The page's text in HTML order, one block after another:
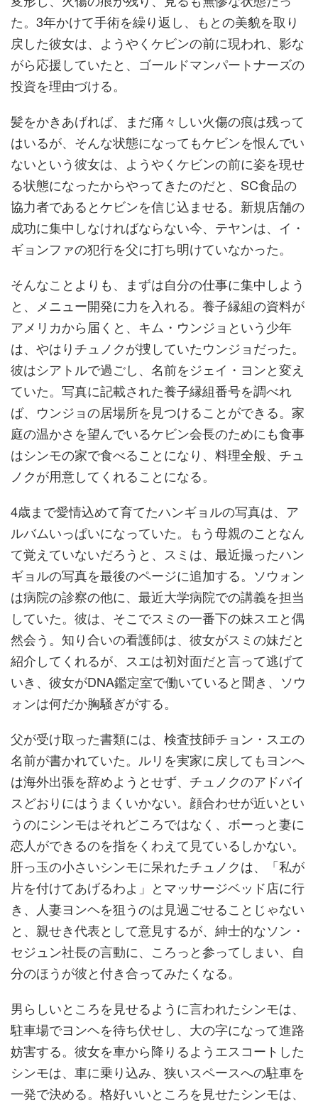
た。3年かけて手術を繰り返し、もとの美貌を取り
戻した彼女は、ようやくケビンの前に現われ、影な
がら応援していたと、ゴールドマンパートナーズの
投資を理由づける。
髪をかきあげれば、まだ痛々しい火傷の痕は残って
はいるが、そんな状態になってもケビンを恨んでい
ないという彼女は、ようやくケビンの前に姿を現せ
る状態になったからやってきたのだと、SC食品の
協力者であるとケビンを信じ込ませる。新規店舗の
成功に集中しなければならない今、テヤンは、イ・
ギョンファの犯行を父に打ち明けていなかった。
そんなことよりも、まずは自分の仕事に集中しよう
と、メニュー開発に力を入れる。養子縁組の資料が
アメリカから届くと、キム・ウンジョという少年
は、やはりチュノクが捜していたウンジョだった。
彼はシアトルで過ごし、名前をジェイ・ヨンと変え
ていた。写真に記載された養子縁組番号を調べれ
ば、ウンジョの居場所を見つけることができる。家
庭の温かさを望んでいるケビン会長のためにも食事
はシンモの家で食べることになり、料理全般、チュ
ノクが用意してくれることになる。
4歳まで愛情込めて育てたハンギョルの写真は、ア
ルバムいっぱいになっていた。もう母親のことなん
て覚えていないだろうと、スミは、最近撮ったハン
ギョルの写真を最後のページに追加する。ソウォン
は病院の診察の他に、最近大学病院での講義を担当
していた。彼は、そこでスミの一番下の妹スエと偶
然会う。知り合いの看護師は、彼女がスミの妹だと
紹介してくれるが、スエは初対面だと言って逃げて
いき、彼女がDNA鑑定室で働いていると聞き、ソウ
ォンは何だか胸騒ぎがする。
父が受け取った書類には、検査技師チョン・スエの
名前が書かれていた。ルリを実家に戻してもヨンへ
は海外出張を辞めようとせず、チュノクのアドバイ
スどおりにはうまくいかない。顔合わせが近いとい
うのにシンモはそれどころではなく、ボーっと妻に
恋人ができるのを指をくわえて見ているしかない。
肝っ玉の小さいシンモに呆れたチュノクは、「私が
片を付けてあげるわよ」とマッサージベッド店に行
き、人妻ヨンヘを狙うのは見過ごせることじゃない
と、親せき代表として意見するが、紳士的なソン・
セジュン社長の言動に、ころっと参ってしまい、自
分のほうが彼と付き合ってみたくなる。
男らしいところを見せるように言われたシンモは、
駐車場でヨンヘを待ち伏せし、大の字になって進路
妨害する。彼女を車から降りるようエスコートした
シンモは、車に乗り込み、狭いスペースへの駐車を
一発で決める。格好いいところを見せたシンモは、